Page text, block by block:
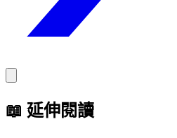
📖 延伸閱讀